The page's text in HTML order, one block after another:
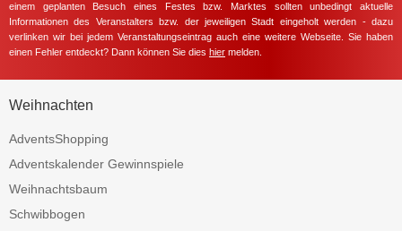
einem geplanten Besuch eines Festes bzw. Marktes sollten unbedingt aktuelle
Informationen des Veranstalters bzw. der jeweiligen Stadt eingeholt werden - dazu
verlinken wir bei jedem Veranstaltungseintrag auch eine weitere Webseite. Sie haben
einen Fehler entdeckt? Dann können Sie dies hier melden.
Weihnachten
AdventsShopping
Adventskalender Gewinnspiele
Weihnachtsbaum
Schwibbogen